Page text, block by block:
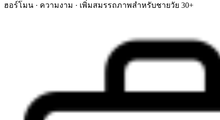
ฮอร์โมน · ความงาม · เพิ่มสมรรถภาพสำหรับชายวัย 30+